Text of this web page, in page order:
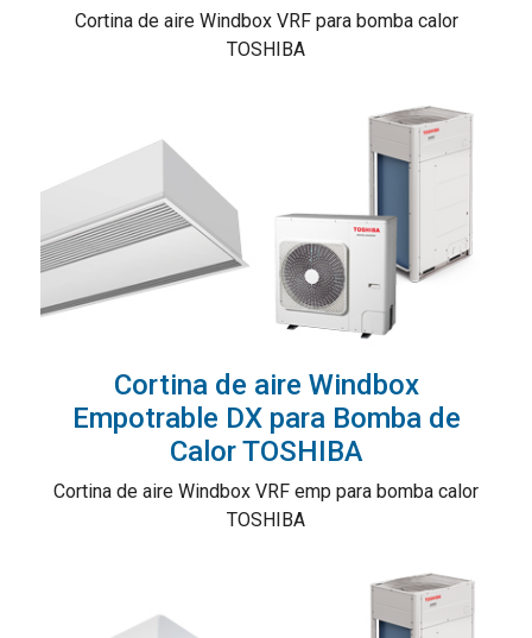
Cortina de aire Windbox VRF para bomba calor
TOSHIBA
Cortina de aire Windbox
Empotrable DX para Bomba de
Calor TOSHIBA
Cortina de aire Windbox VRF emp para bomba calor
TOSHIBA